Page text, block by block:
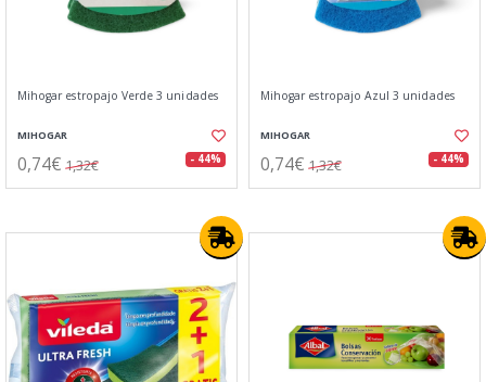
Mihogar estropajo Verde 3 unidades
MIHOGAR
0,74€ 1,32€ - 44%
Mihogar estropajo Azul 3 unidades
MIHOGAR
0,74€ 1,32€ - 44%